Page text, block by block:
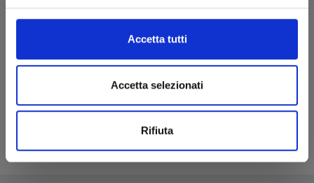
Accetta tutti
Accetta selezionati
Rifiuta
Ho letto e accetto iTermini sulla privacy